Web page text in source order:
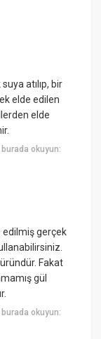
atılıp, bir
elde edilen
elde
burada okuyun:
edilmiş gerçek
üründür. Fakat
gül
burada okuyun: